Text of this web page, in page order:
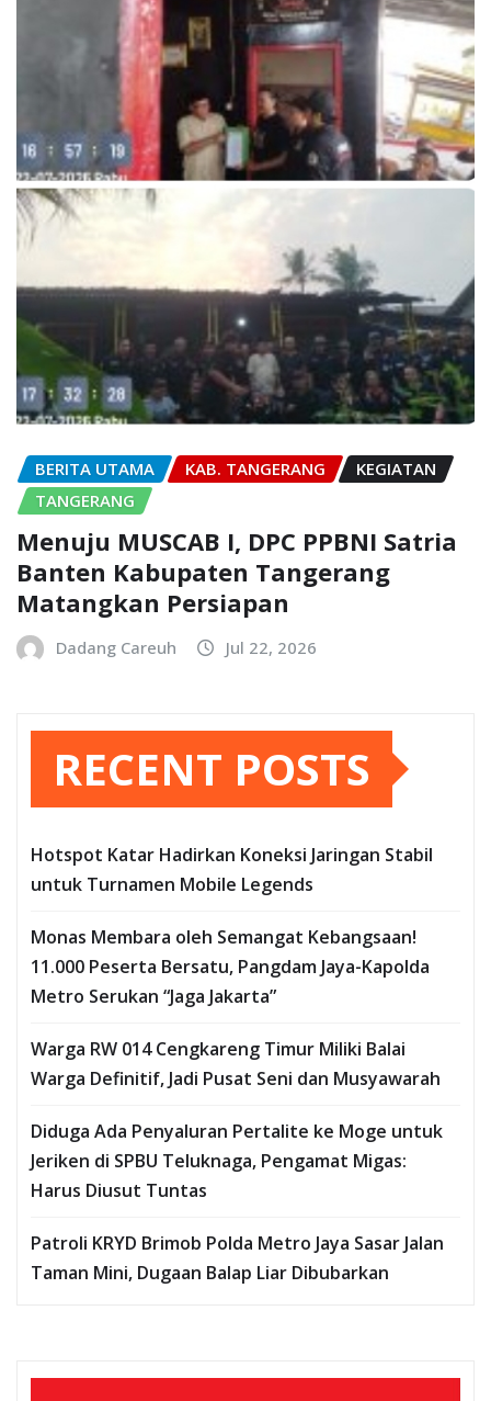
BERITA UTAMA KAB. TANGERANG
KEGIATAN
TANGERANG
Menuju MUSCAB I, DPC PPBNI Satria
Banten Kabupaten Tangerang
Matangkan Persiapan
Dadang Careuh Jul 22, 2026
RECENT POSTS
Hotspot Katar Hadirkan Koneksi Jaringan Stabil
untuk Turnamen Mobile Legends
Monas Membara oleh Semangat Kebangsaan!
11.000 Peserta Bersatu, Pangdam Jaya-Kapolda
Metro Serukan “Jaga Jakarta”
Warga RW 014 Cengkareng Timur Miliki Balai
Warga Definitif, Jadi Pusat Seni dan Musyawarah
Diduga Ada Penyaluran Pertalite ke Moge untuk
Jeriken di SPBU Teluknaga, Pengamat Migas:
Harus Diusut Tuntas
Patroli KRYD Brimob Polda Metro Jaya Sasar Jalan
Taman Mini, Dugaan Balap Liar Dibubarkan